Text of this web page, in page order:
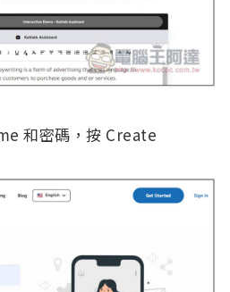
和密碼，按 Create